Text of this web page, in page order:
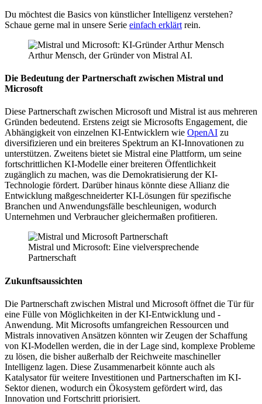
Du möchtest die Basics von künstlicher Intelligenz verstehen?
Schaue gerne mal in unsere Serie einfach erklärt rein.
Arthur Mensch, der Gründer von Mistral AI.
Die Bedeutung der Partnerschaft zwischen Mistral und
Microsoft
Diese Partnerschaft zwischen Microsoft und Mistral ist aus mehreren
Gründen bedeutend. Erstens zeigt sie Microsofts Engagement, die
Abhängigkeit von einzelnen KI-Entwicklern wie OpenAI zu
diversifizieren und ein breiteres Spektrum an KI-Innovationen zu
unterstützen. Zweitens bietet sie Mistral eine Plattform, um seine
fortschrittlichen KI-Modelle einer breiteren Öffentlichkeit
zugänglich zu machen, was die Demokratisierung der KI-
Technologie fördert. Darüber hinaus könnte diese Allianz die
Entwicklung maßgeschneiderter KI-Lösungen für spezifische
Branchen und Anwendungsfälle beschleunigen, wodurch
Unternehmen und Verbraucher gleichermaßen profitieren.
Mistral und Microsoft: Eine vielversprechende
Partnerschaft
Zukunftsaussichten
Die Partnerschaft zwischen Mistral und Microsoft öffnet die Tür für
eine Fülle von Möglichkeiten in der KI-Entwicklung und -
Anwendung. Mit Microsofts umfangreichen Ressourcen und
Mistrals innovativen Ansätzen könnten wir Zeugen der Schaffung
von KI-Modellen werden, die in der Lage sind, komplexe Probleme
zu lösen, die bisher außerhalb der Reichweite maschineller
Intelligenz lagen. Diese Zusammenarbeit könnte auch als
Katalysator für weitere Investitionen und Partnerschaften im KI-
Sektor dienen, wodurch ein Ökosystem gefördert wird, das
Innovation und Fortschritt priorisiert.